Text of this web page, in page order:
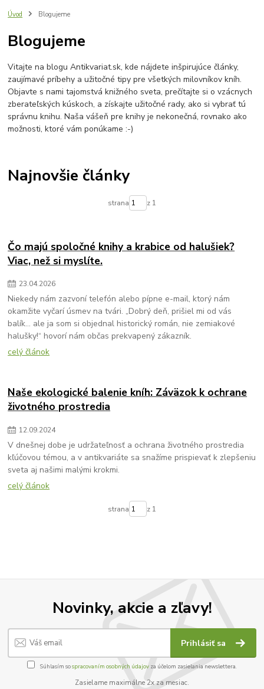
kvalitný život
deti
sóda bikarbona
mraznička
platobná brána
platba kartou
lokálna komunita
výročie antikvariátu
o nás
Antikvariát v Bardejove
Bardejovský antikvariát
knihy zadarmo zadarmo
Úvod Blogujeme
Blogujeme
Vitajte na blogu Antikvariat.sk, kde nájdete inšpirujúce články,
zaujímavé príbehy a užitočné tipy pre všetkých milovníkov kníh.
Objavte s nami tajomstvá knižného sveta, prečítajte si o vzácnych
zberateľských kúskoch, a získajte užitočné rady, ako si vybrať tú
správnu knihu. Naša vášeň pre knihy je nekonečná, rovnako ako
možnosti, ktoré vám ponúkame :-)
Najnovšie články
strana z 1
Čo majú spoločné knihy a krabice od halušiek?
Viac, než si myslíte.
23.04.2026
Niekedy nám zazvoní telefón alebo pípne e-mail, ktorý nám
okamžite vyčarí úsmev na tvári. „Dobrý deň, prišiel mi od vás
balík... ale ja som si objednal historický román, nie zemiakové
halušky!“ hovorí nám občas prekvapený zákazník.
celý článok
Naše ekologické balenie kníh: Záväzok k ochrane
životného prostredia
12.09.2024
V dnešnej dobe je udržateľnosť a ochrana životného prostredia
kľúčovou témou, a v antikvariáte sa snažíme prispievať k zlepšeniu
sveta aj našimi malými krokmi.
celý článok
strana z 1
Novinky, akcie a zľavy!
Prihlásiť sa
Súhlasím sospracovaním osobných údajov za účelom zasielania newslettera.
Zasielame maximálne 2x za mesiac.